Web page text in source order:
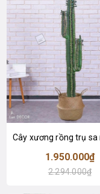
1.950.000₫
2.294.000₫